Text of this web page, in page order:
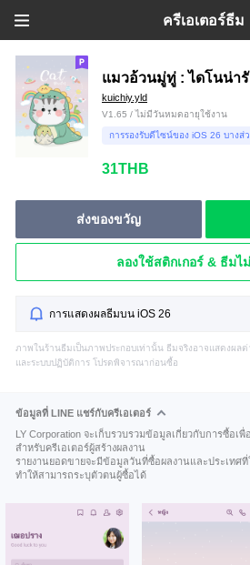
ครีเอเตอร์ธีม
แมวอ้วนมู่ทู่ : ไดโนน่า
kuichiy.yld
V1.65 / ไม่มีวันหมดอายุใช้งาน
การรองรับดีไซน์ของ iOS 26 บางส่
31THB
ส่งของขวัญ
ลองใช้สติกเกอร์ & ธีมไ
การแสดงผลธีมบน iOS 26
ภาพในร้านธีมเป็นภาพประกอบเท่านั้น ธีมจริงอาจแสดงผล
และระบบปฏิบัติการ โปรดพิจารณาก่อนซื้อ
ข้อมูลที่ LINE แชร์กับครีเอเตอร์
LY Corporation จะเก็บรวบรวมข้อมูลเกี่ยวกับการซื้อเ
สำหรับครีเอเตอร์ผู้สร้างผลงาน
รายงานยอดขายจะมีข้อมูลวันที่ซื้อผลงานและประเทศ
ทำให้สามารถระบุตัวตนผู้ซื้อได้